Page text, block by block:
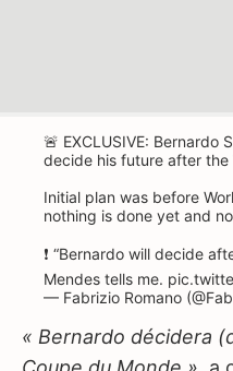
🚨 EXCLUSIVE: Bernardo
decide his future after
Initial plan was before
nothing is done yet and
❗️ “Bernardo will decide
Mendes tells me.
— Fabrizio Romano
« Bernardo décidera